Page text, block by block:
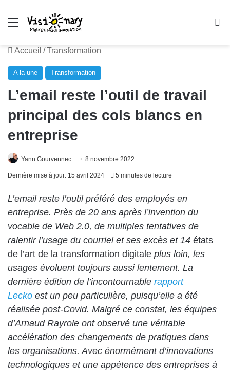
Menu
Accueil /Transformation
A la une Transformation
L’email reste l’outil de travail
principal des cols blancs en
entreprise
Yann Gourvennec 8 novembre 2022
Dernière mise à jour: 15 avril 2024 5 minutes de lecture
L’email reste l’outil préféré des employés en
entreprise. Près de 20 ans après l’invention du
vocable de Web 2.0, de multiples tentatives de
ralentir l’usage du courriel et ses excès et 14 états
de l’art de la transformation digitale plus loin, les
usages évoluent toujours aussi lentement. La
dernière édition de l’incontournable rapport
Lecko est un peu particulière, puisqu’elle a été
réalisée post-Covid. Malgré ce constat, les équipes
d’Arnaud Rayrole ont observé une véritable
accélération des changements de pratiques dans
les organisations. Avec énormément d’innovations
technologiques et une appétence des entreprises à